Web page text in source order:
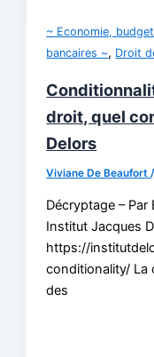
~ Economie,
bancaires ~, Droit
droit, quel
Delors
Viviane De Beaufort
Décryptage – Par
Institut Jacques
https://
conditionality/ La
des